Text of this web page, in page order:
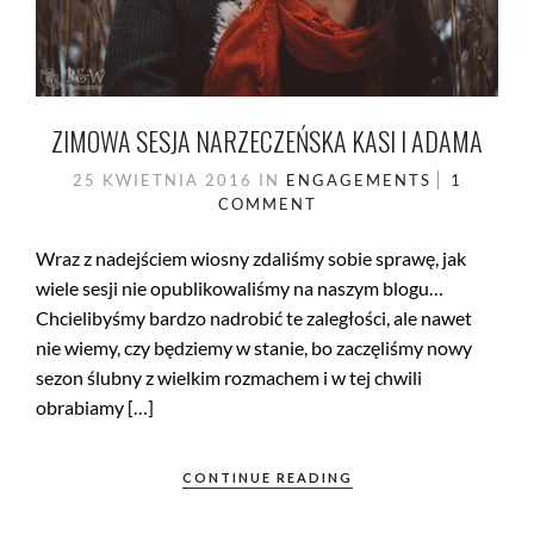
ZIMOWA SESJA NARZECZEŃSKA KASI I ADAMA
25 KWIETNIA 2016 IN ENGAGEMENTS
1
COMMENT
Wraz z nadejściem wiosny zdaliśmy sobie sprawę, jak
wiele sesji nie opublikowaliśmy na naszym blogu…
Chcielibyśmy bardzo nadrobić te zaległości, ale nawet
nie wiemy, czy będziemy w stanie, bo zaczęliśmy nowy
sezon ślubny z wielkim rozmachem i w tej chwili
obrabiamy […]
CONTINUE READING